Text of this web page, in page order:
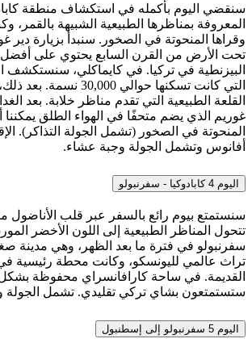
سنقضي اليوم بأكمله في استكشاف منطقة
المعروفة بمناظرها الطبيعية الشبيهة بالقمر،
وقراها المنحوتة في الصخور. سنبدأ بزيارة دير
تحت الأرض من القرن السابع يحتوي على
البيزنطية في تركيا. في كايماكلي، سنستكشف
التي كانت تسكنها حوالي
القلعة الطبيعية التي تقدم مناظر خلابة. بعد
غوريم الذي يضم متحفًا في الهواء الطلق
المنحوتة في الصخور (تشمل الجولة التذاكر).
أفانوس وتشمل الجولة وجبة عشاء.
اليوم 4 كابادوكيا - سفرنبولو
سنستمتع بيوم رائع بالسفر عبر قلب الأناضول
تتحول المناظر الطبيعية إلى اللون الأخضر
سفرنبولو في فترة ما بعد الظهر، وهي مدينة
تراث عالمي لليونسكو، وكانت محطة رئيسية
القديمة. في ساحة كارافانسراي محفوظة
ستستمتعون بشاي تركي تقليدي. تشمل الجولة
اليوم 5 سفرنبولو إلى إسطنبول